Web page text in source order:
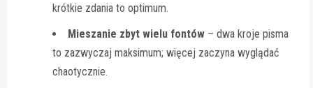
krótkie zdania to optimum.
Mieszanie zbyt wielu fontów – dwa kroje pisma
to zazwyczaj maksimum; więcej zaczyna wyglądać
chaotycznie.